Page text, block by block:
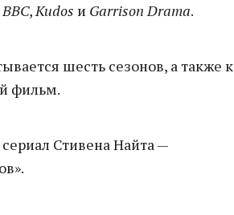
BBC,Kudos и Garrison Drama.
шесть сезонов, а также к
фильм.
Стивена Найта —